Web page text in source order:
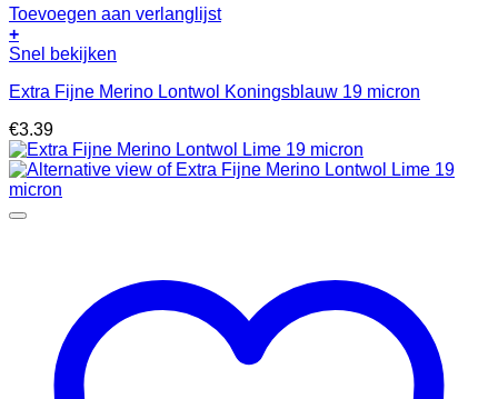
Toevoegen aan verlanglijst
+
Snel bekijken
Extra Fijne Merino Lontwol Koningsblauw 19 micron
€3.39